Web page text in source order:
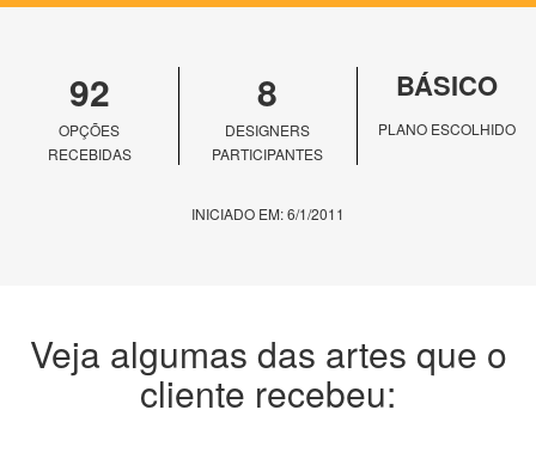
92
OPÇÕES
RECEBIDAS
8
DESIGNERS
PARTICIPANTES
BÁSICO
PLANO ESCOLHIDO
INICIADO EM: 6/1/2011
Veja algumas das artes que o
cliente recebeu: